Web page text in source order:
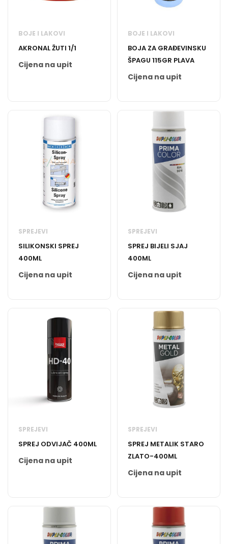
BOJE I LAKOVI
AKRONAL ŽUTI 1/1
Cijena na upit
BOJE I LAKOVI
BOJA ZA GRAĐEVINSKU
ŠPAGU 115GR PLAVA
Cijena na upit
SPREJEVI
SILIKONSKI SPREJ
400ML
Cijena na upit
SPREJEVI
SPREJ BIJELI SJAJ
400ML
Cijena na upit
SPREJEVI
SPREJ ODVIJAČ 400ML
Cijena na upit
SPREJEVI
SPREJ METALIK STARO
ZLATO-400ML
Cijena na upit